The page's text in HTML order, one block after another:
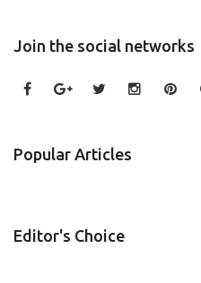
Join the social networks
Popular Articles
Editor's Choice